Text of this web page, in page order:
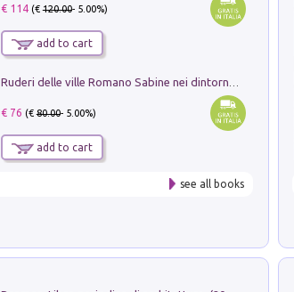
€ 114(€120.00- 5.00%)
add to cart
€ 76 (€80.00- 5.00%)
add to cart
see all books